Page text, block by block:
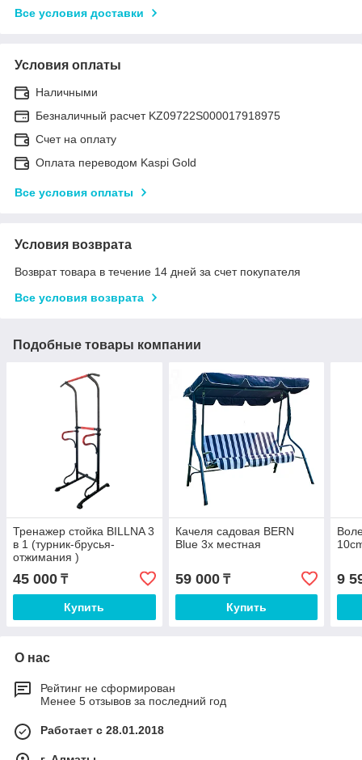
Все условия доставки
Условия оплаты
Наличными
Безналичный расчет KZ09722S000017918975
Счет на оплату
Оплата переводом Kaspi Gold
Все условия оплаты
Условия возврата
Возврат товара в течение 14 дней за счет покупателя
Все условия возврата
Подобные товары компании
Тренажер стойка BILLNA 3
в 1 (турник-брусья-
отжимания )
45 000 ₸
Купить
Качеля садовая BERN
Blue 3х местная
59 000₸
Купить
9
О нас
Рейтинг не сформирован
Менее 5 отзывов за последний год
Работает с 28.01.2018